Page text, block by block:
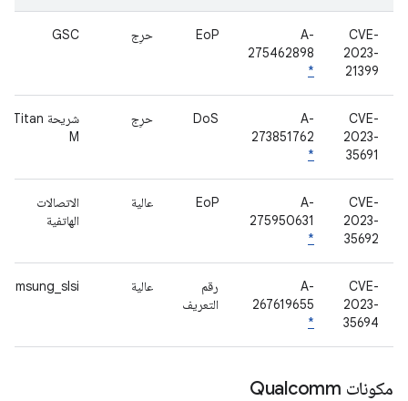
CVE-
2023-
21399
A-
275462898
*
EoP حرِج GSC
CVE-
2023-
35691
A-
273851762
*
DoS حرِج
شريحة Titan
M
CVE-
2023-
35692
A-
275950631
*
EoP عالية
الاتصالات
الهاتفية
CVE-
2023-
35694
A-
267619655
*
رقم
التعريف
عالية samsung_slsi
مكونات Qualcomm